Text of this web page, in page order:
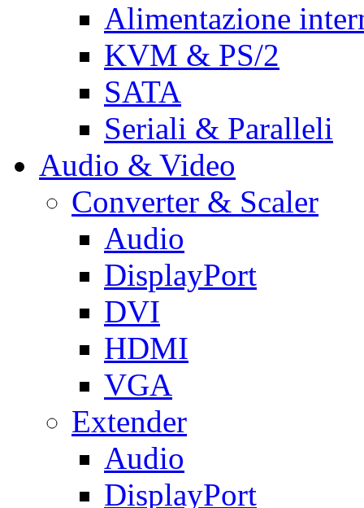
Alimentazione
KVM & PS/2
SATA
Seriali & Paralleli
Audio & Video
Converter & Scaler
Audio
DisplayPort
DVI
HDMI
VGA
Extender
Audio
DisplayPort